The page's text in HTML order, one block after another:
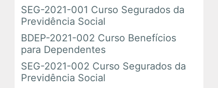
Realizadas
Tutoriais
Comunidades Virtuais
SEG-2021-001 Curso Segurados da
Previdência Social
BDEP-2021-002 Curso Benefícios
para Dependentes
SEG-2021-002 Curso Segurados da
Previdência Social